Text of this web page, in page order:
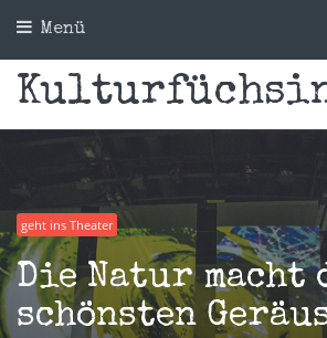
Menü
geht ins Theater
Die Natur macht
schönsten